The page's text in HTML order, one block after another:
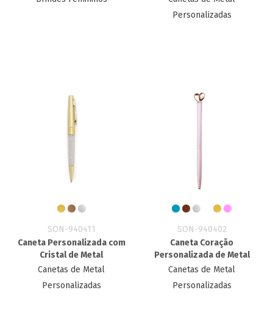
Personalizadas
SON-940411
Caneta Personalizada com
Cristal de Metal
Canetas de Metal
Personalizadas
SON-940402
Caneta Coração
Personalizada de Metal
Canetas de Metal
Personalizadas